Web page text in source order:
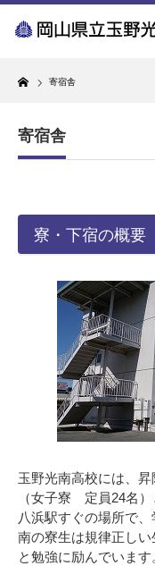
Home
寄宿舎
寄宿舎
寮・下宿の概要
玉野光南高校には、
（女子寮 定員24名）
八浜駅すぐの場所で
南の寮生は規律正し
と勉強に励んでいます